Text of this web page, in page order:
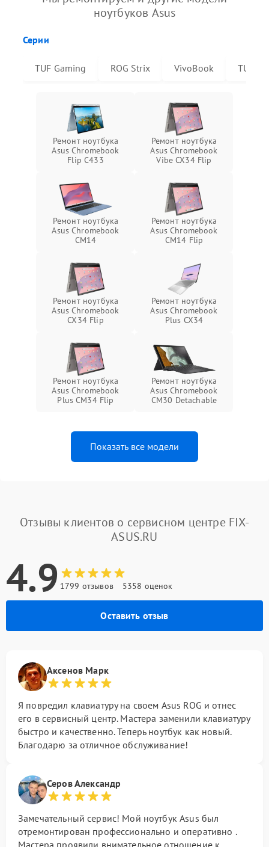
ноутбуков Asus
Серии
TUF Gaming ROG Strix VivoBook TUF
Ремонт ноутбука
Asus Chromebook
Flip C433
Ремонт ноутбука
Asus Chromebook
Vibe CX34 Flip
Ремонт ноутбука
Asus Chromebook
CM14
Ремонт ноутбука
Asus Chromebook
CM14 Flip
Ремонт ноутбука
Asus Chromebook
CX34 Flip
Ремонт ноутбука
Asus Chromebook
Plus CX34
Ремонт ноутбука
Asus Chromebook
Plus CM34 Flip
Ремонт ноутбука
Asus Chromebook
CM30 Detachable
Показать все модели
Отзывы клиентов о сервисном центре FIX-
ASUS.RU
4.9 1799 отзывов 5358 оценок
Оставить отзыв
Аксенов Марк
Я повредил клавиатуру на своем Asus ROG и отнес
его в сервисный центр. Мастера заменили клавиатуру
быстро и качественно. Теперь ноутбук как новый.
Благодарю за отличное обслуживание!
Серов Александр
Замечательный сервис! Мой ноутбук Asus был
отремонтирован профессионально и оперативно .